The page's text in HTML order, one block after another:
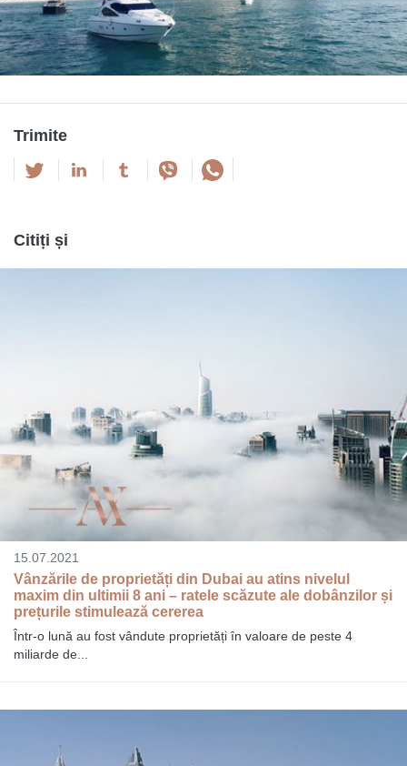
Trimite
Citiți și
15.07.2021
Vânzările de proprietăți din Dubai au atins nivelul
maxim din ultimii 8 ani – ratele scăzute ale dobânzilor și
prețurile stimulează cererea
Într-o lună au fost vândute proprietăți în valoare de peste 4
miliarde de...